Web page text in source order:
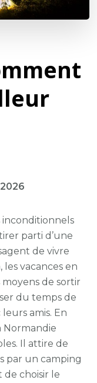
inconditionnels
parti d’une
de vivre
vacances en
de sortir
du temps de
amis. En
Normandie
Il attire de
par un camping
choisir le